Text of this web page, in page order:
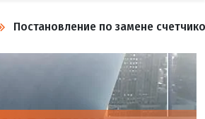
Постановление по замене